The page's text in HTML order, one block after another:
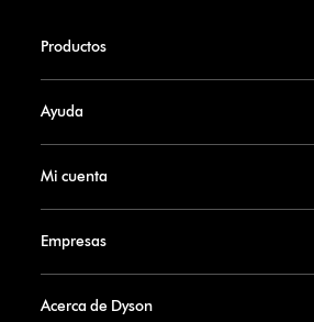
Productos
Ayuda
Mi cuenta
Empresas
Acerca de Dyson